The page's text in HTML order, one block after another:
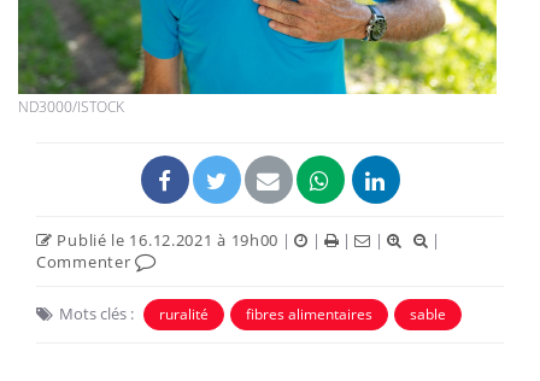
ND3000/ISTOCK
Publié le 16.12.2021 à 19h00 | | | |
|
Commenter
Mots clés : ruralité fibres alimentaires sable